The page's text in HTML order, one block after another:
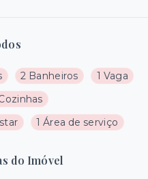
2 Banheiros
1 Vaga
1 Área de serviço
do Imóvel